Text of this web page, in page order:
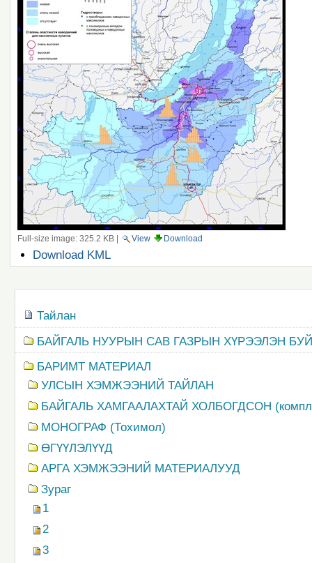
Full-size image: 325.2 KB| View Download
Document
Actions
Download KML
Тайлан
БАЙГАЛЬ НУУРЫН САВ ГАЗРЫН ХҮРЭЭЛЭН
БАРИМТ МАТЕРИАЛ
УЛСЫН ХЭМЖЭЭНИЙ ТАЙЛАН
БАЙГАЛЬ ХАМГААЛАХТАЙ ХОЛБОГДСОН
MОНОГРАФ (Тохимол)
ӨГҮҮЛЭЛҮҮД
АРГА ХЭМЖЭЭНИЙ МАТЕРИАЛУУД
Зураг
1
2
3